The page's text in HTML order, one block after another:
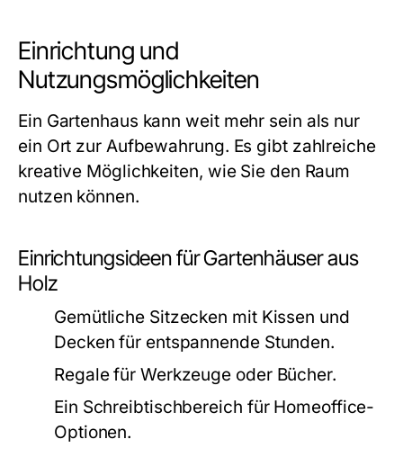
Einrichtung und
Nutzungsmöglichkeiten
Ein Gartenhaus kann weit mehr sein als nur
ein Ort zur Aufbewahrung. Es gibt zahlreiche
kreative Möglichkeiten, wie Sie den Raum
nutzen können.
Einrichtungsideen für Gartenhäuser aus
Holz
Gemütliche Sitzecken mit Kissen und
Decken für entspannende Stunden.
Regale für Werkzeuge oder Bücher.
Ein Schreibtischbereich für Homeoffice-
Optionen.